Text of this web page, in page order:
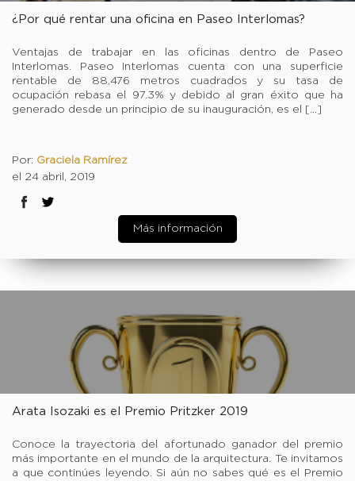
¿Por qué rentar una oficina en Paseo Interlomas?
Ventajas de trabajar en las oficinas dentro de Paseo
Interlomas. Paseo Interlomas cuenta con una superficie
rentable de 88,476 metros cuadrados y su tasa de
ocupación rebasa el 97.3% y debido al gran éxito que ha
generado desde un principio de su inauguración, es el […]
Por: Graciela Ramírez
el 24 abril, 2019
Más información
Arata Isozaki es el Premio Pritzker 2019
Conoce la trayectoria del afortunado ganador del premio
más importante en el mundo de la arquitectura. Te invitamos
a que continúes leyendo. Si aún no sabes qué es el Premio